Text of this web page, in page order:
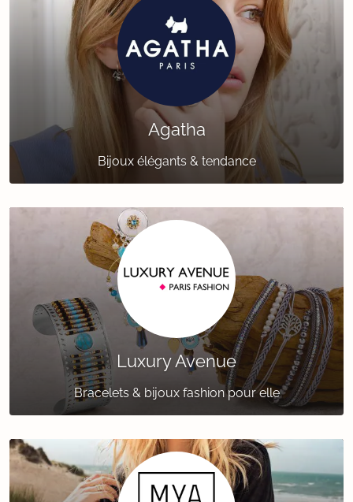
Agatha
Bijoux élégants & tendance
Luxury Avenue
Bracelets & bijoux fashion pour elle